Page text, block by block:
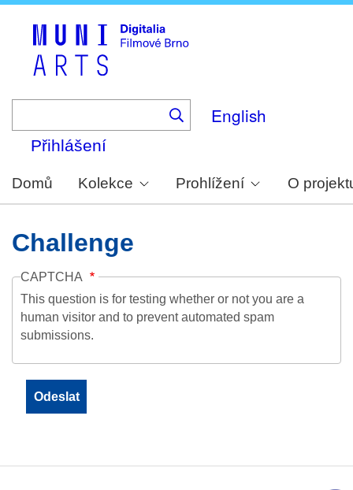
English
Přihlášení
Domů Kolekce Prohlížení O
Challenge
CAPTCHA
This question is for testing whether or not you are a
human visitor and to prevent automated spam
submissions.